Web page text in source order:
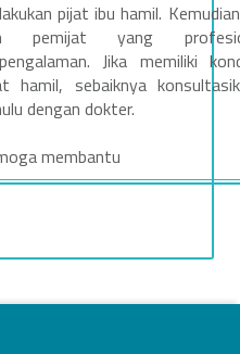
pijat ibu hamil.
pemijat yang
Jika memiliki
hamil, sebaiknya
dengan dokter.
membantu